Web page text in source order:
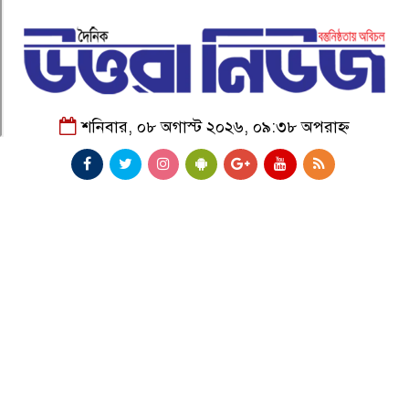
শনিবার, ০৮ অগাস্ট ২০২৬, ০৯:৩৮ অপরাহ্ন